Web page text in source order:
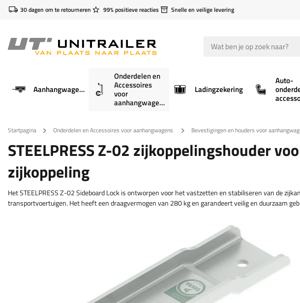
30 dagen om te retourneren 99% positieve reacties Snelle en veilige levering
Aanhangwagens
Onderdelen en
Accessoires
voor
aanhangwagens
Ladingzekering
Auto-
Startpagina Onderdelen en Accessoires voor aanhangwagens Bevestigingen en houders voor
STEELPRESS Z-02 zijkoppelingshouder
zijkoppeling
Het STEELPRESS Z-02 Sideboard Lock is ontworpen voor het vastzetten en stabiliseren van de
transportvoertuigen. Het heeft een draagvermogen van 280 kg en garandeert veilig en duurzaam